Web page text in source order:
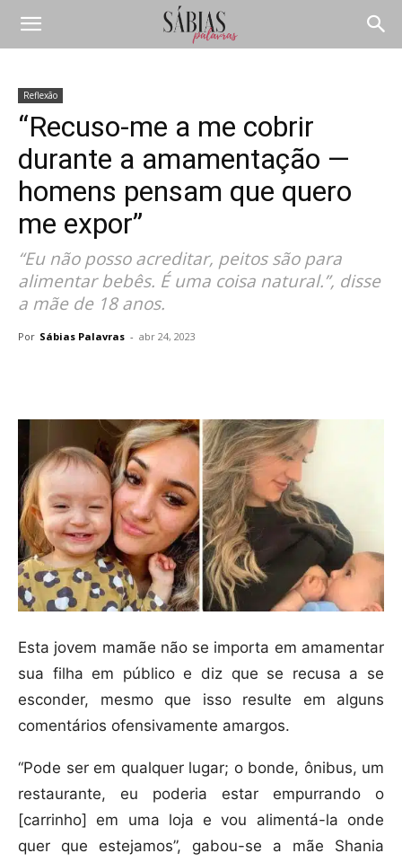
Reflexão
“Recuso-me a me cobrir
durante a amamentação —
homens pensam que quero
me expor”
“Eu não posso acreditar, peitos são para
alimentar bebês. É uma coisa natural.”, disse
a mãe de 18 anos.
Por Sábias Palavras - abr 24, 2023
Esta jovem mamãe não se importa em amamentar
sua filha em público e diz que se recusa a se
esconder, mesmo que isso resulte em alguns
comentários ofensivamente amargos.
“Pode ser em qualquer lugar; o bonde, ônibus, um
restaurante, eu poderia estar empurrando o
[carrinho] em uma loja e vou alimentá-la onde
quer que estejamos”, gabou-se a mãe Shania